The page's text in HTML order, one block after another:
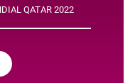
QATAR 2022